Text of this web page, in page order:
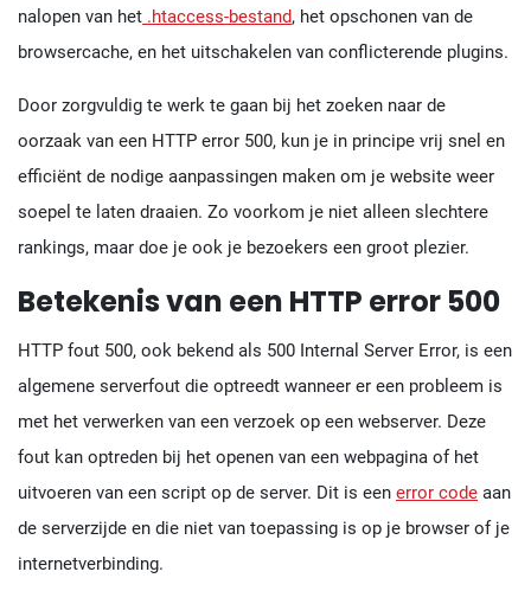
nalopen van het .htaccess-bestand, het opschonen van de
browsercache, en het uitschakelen van conflicterende plugins.
Door zorgvuldig te werk te gaan bij het zoeken naar de
oorzaak van een HTTP error 500, kun je in principe vrij snel en
efficiënt de nodige aanpassingen maken om je website weer
soepel te laten draaien. Zo voorkom je niet alleen slechtere
rankings, maar doe je ook je bezoekers een groot plezier.
Betekenis van een HTTP error 500
HTTP fout 500, ook bekend als 500 Internal Server Error, is een
algemene serverfout die optreedt wanneer er een probleem is
met het verwerken van een verzoek op een webserver. Deze
fout kan optreden bij het openen van een webpagina of het
uitvoeren van een script op de server. Dit is een error code aan
de serverzijde en die niet van toepassing is op je browser of je
internetverbinding.